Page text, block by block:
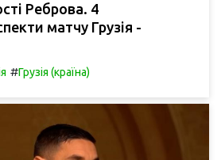
Реброва. 4
матчу Грузія -
#Грузія (країна)